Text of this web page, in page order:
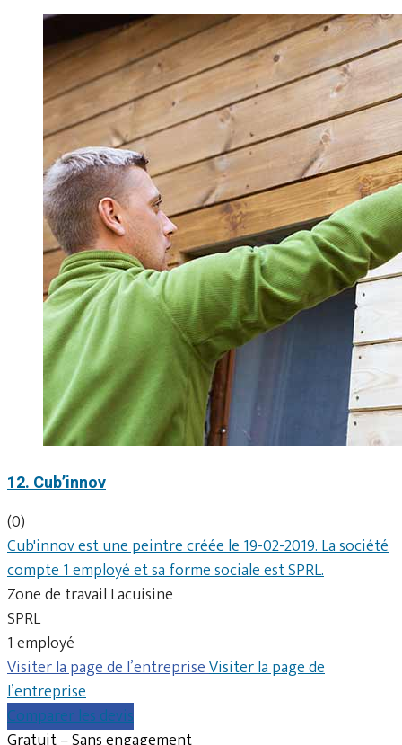
12. Cub’innov
(0)
Cub'innov est une peintre créée le 19-02-2019. La société
compte 1 employé et sa forme sociale est SPRL.
Zone de travail Lacuisine
SPRL
1 employé
Visiter la page de l’entrepriseVisiter la page de
l’entreprise
Comparer les devis